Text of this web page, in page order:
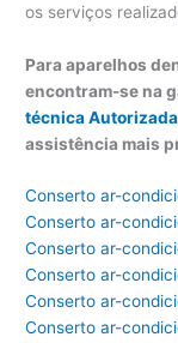
os serviços
Para aparelhos
encontram-se na
técnica Autorizada
assistência mais
Conserto ar-
Conserto ar-
Conserto ar-
Conserto ar-
Conserto ar-
Conserto ar-